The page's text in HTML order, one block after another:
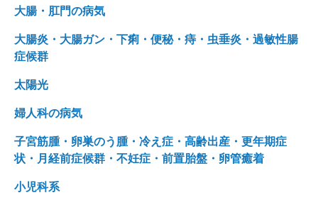
大腸・肛門の病気
大腸炎・大腸ガン・下痢・便秘・痔・虫垂炎・過敏性腸
症候群
太陽光
婦人科の病気
子宮筋腫・卵巣のう腫・冷え症・高齢出産・更年期症
状・月経前症候群・不妊症・前置胎盤・卵管癒着
小児科系